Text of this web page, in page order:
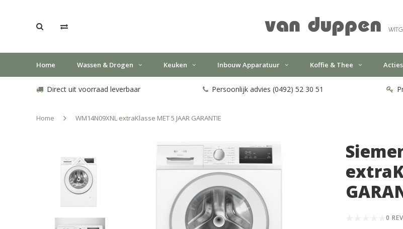
Home Wassen & Drogen Keuken Inbouw Apparatuur Koffie & Thee Acties
Direct uit voorraad leverbaar Persoonlijk advies (0492) 52 30 51
Home WM14N09XNL extraKlasse MET 5 JAAR GARANTIE
0